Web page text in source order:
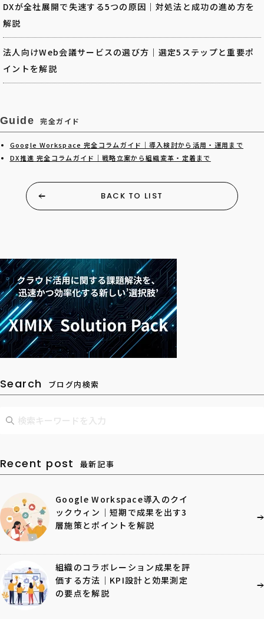
DXが全社展開で失速する5つの原因｜対処法と成功の進め方を
解説
法人向けWeb会議サービスの選び方｜選定5ステップと重要ポ
イントを解説
Guide 完全ガイド
Google Workspace 完全コラムガイド｜導入検討から活用・運用まで
DX推進 完全コラムガイド｜戦略立案から組織変革・定着まで
BACK TO LIST
Search ブログ内検索
Recent post 最新記事
Google Workspace導入のクイ
ックウィン｜短期で成果を出す3
層施策とポイントを解説
組織のコラボレーション成果を評
価する方法｜KPI設計と効果測定
の要点を解説